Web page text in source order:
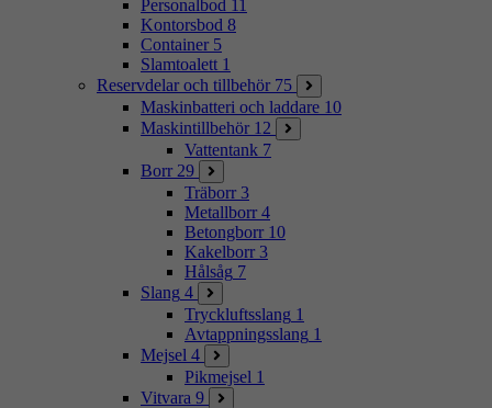
Personalbod 11
Kontorsbod 8
Container 5
Slamtoalett 1
Reservdelar och tillbehör 75
Maskinbatteri och laddare 10
Maskintillbehör 12
Vattentank 7
Borr 29
Träborr 3
Metallborr 4
Betongborr 10
Kakelborr 3
Hålsåg 7
Slang 4
Tryckluftsslang 1
Avtappningsslang 1
Mejsel 4
Pikmejsel 1
Vitvara 9